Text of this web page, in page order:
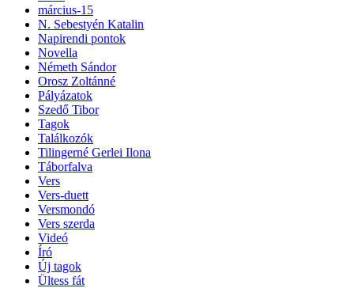
március-15
N. Sebestyén Katalin
Napirendi pontok
Novella
Németh Sándor
Orosz Zoltánné
Pályázatok
Szedő Tibor
Tagok
Találkozók
Tilingerné Gerlei Ilona
Táborfalva
Vers
Vers-duett
Versmondó
Vers szerda
Videó
Író
Új tagok
Ültess fát